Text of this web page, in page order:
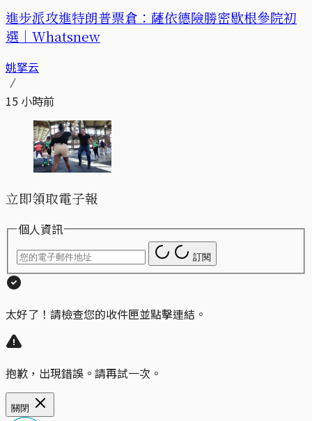
進步派攻進特朗普票倉：薩依德險勝密歇根參院初
選｜Whatsnew
姚拏云
15 小時前
立即領取電子報
個人資訊
訂閱
太好了！請檢查您的收件匣並點擊連結。
抱歉，出現錯誤。請再試一次。
關閉